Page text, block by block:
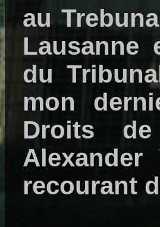
au
Lausanne
du
mon
Droits
recourant